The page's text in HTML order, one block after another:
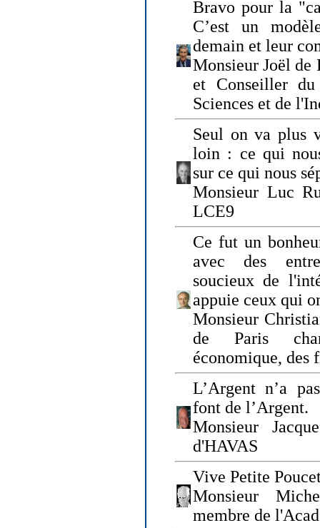
Bravo pour la
C’est un
demain et leur
Monsieur Joël de
et Conseiller
Sciences et de
Seul on va plus
loin : ce qui
sur ce qui nous
Monsieur Luc
LCE9
Ce fut un
avec des
soucieux de
appuie ceux qui
Monsieur
de Paris
économique, des
L’Argent n’a
font de l’Argent.
Monsieur
d'HAVAS
Vive Petite
Monsieur
membre de